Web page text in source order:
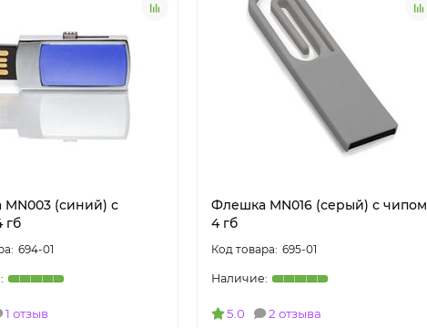
(синий) с
гб
694-01
1 отзыв
Флешка MN016 (серый) с чипом
4 гб
695-01
5.0 2 отзыва